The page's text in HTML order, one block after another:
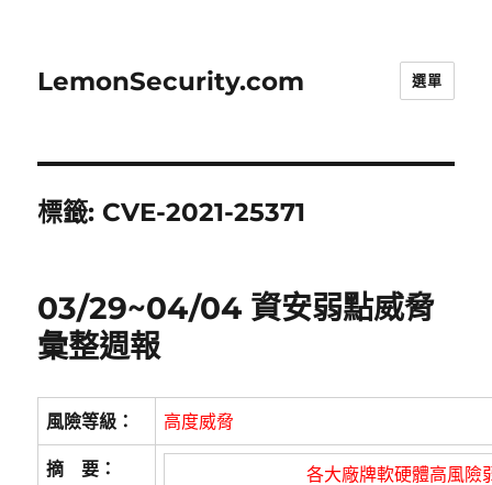
LemonSecurity.com 選單
標籤: CVE-2021-25371
03/29~04/04 資安弱點威脅
彙整週報
風險等級： 高度威脅
摘 要： 各大廠牌軟硬體高風險